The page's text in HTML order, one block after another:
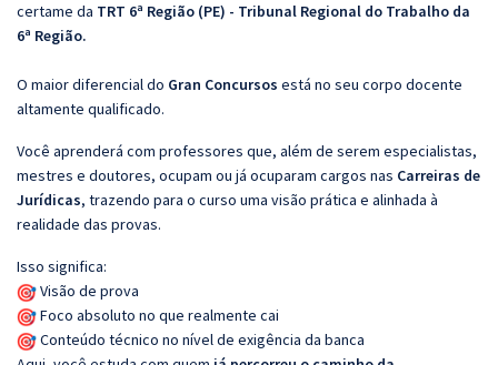
certame da TRT 6ª Região (PE) - Tribunal Regional do Trabalho da
6ª Região.
O maior diferencial do Gran Concursos está no seu corpo docente
altamente qualificado.
Você aprenderá com professores que, além de serem especialistas,
mestres e doutores, ocupam ou já ocuparam cargos nas Carreiras de
Jurídicas, trazendo para o curso uma visão prática e alinhada à
realidade das provas.
Isso significa:
Visão de prova
Foco absoluto no que realmente cai
Conteúdo técnico no nível de exigência da banca